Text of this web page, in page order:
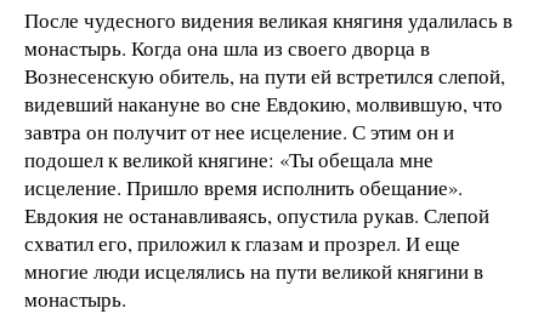
После чудесного видения великая княгиня удалилась в
монастырь. Когда она шла из своего дворца в
Вознесенскую обитель, на пути ей встретился слепой,
видевший накануне во сне Евдокию, молвившую, что
завтра он получит от нее исцеление. С этим он и
подошел к великой княгине: «Ты обещала мне
исцеление. Пришло время исполнить обещание».
Евдокия не останавливаясь, опустила рукав. Слепой
схватил его, приложил к глазам и прозрел. И еще
многие люди исцелялись на пути великой княгини в
монастырь.